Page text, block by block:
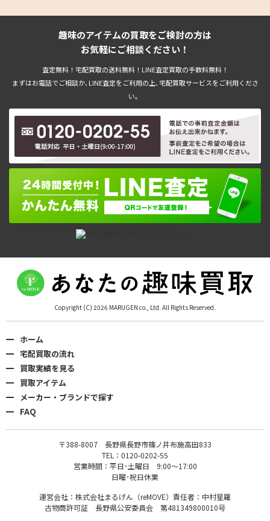
趣味のアイテムの買取をご検討の方は
お気軽にご相談ください！
査定無料！宅配買取の送料無料！LINE査定買取の手数料無料！
まずはお電話でご相談か､LINE査定をご利用の上､宅配買取サービスをご利用くださ
い。
Copyright (C) 2026 MARUGEN co., Ltd. All Rights Reserved.
ホーム
宅配買取の流れ
買取実績を見る
買取アイテム
メーカー・ブランドで探す
FAQ
〒388-8007 長野県長野市篠ノ井布施高田833
TEL：0120-0202-55
営業時間：平日･土曜日 9:00〜17:00
日曜･祝日休業
運営会社：株式会社まるげん（reMOVE）責任者：中村星羅
古物商許可証 長野県公安委員会 第481349800010号